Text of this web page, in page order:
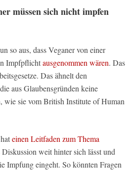
müssen sich nicht impfen
so aus, dass Veganer von einer
Impfpflichtausgenommen wären. Das
Das ähnelt den
aus Glaubensgründen keine
wie sie vom British Institute of Human
einen Leitfaden zum Thema
weit hinter sich lässt und
Impfung eingeht. So könnten Fragen